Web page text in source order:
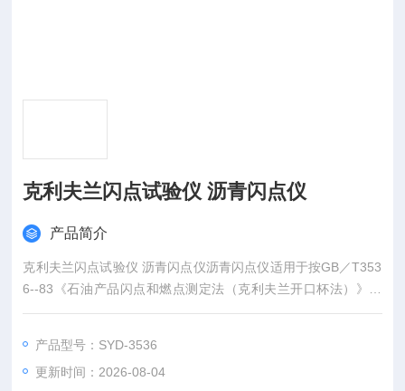
克利夫兰闪点试验仪 沥青闪点仪
产品简介
克利夫兰闪点试验仪 沥青闪点仪沥青闪点仪适用于按GB／T353
6--83《石油产品闪点和燃点测定法（克利夫兰开口杯法）》测
定除燃料油和开口闪点低于79℃的产品以外的一切石油产品的闪
测定法（克利夫兰开口杯法）》。
产品型号：SYD-3536
更新时间：2026-08-04